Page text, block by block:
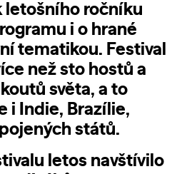
letošního ročníku
i o hrané
tematikou. Festival
než sto hostů a
světa, a to
i Indie, Brazílie,
států.
letos navštívilo